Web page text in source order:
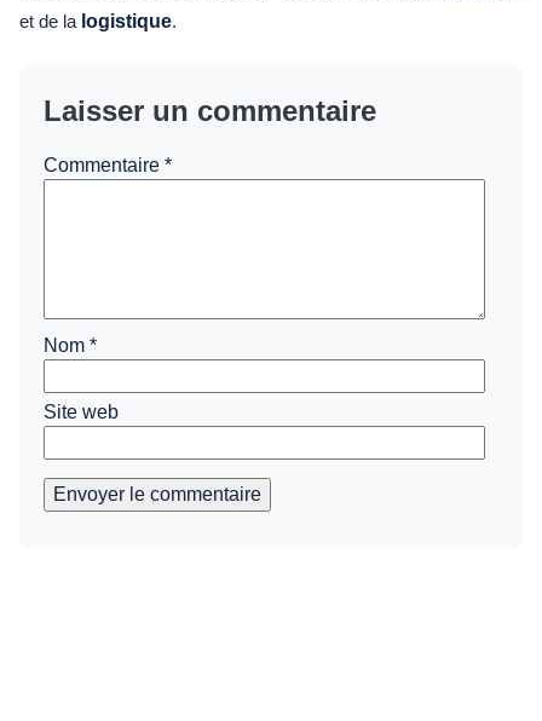
et de la logistique.
Laisser un commentaire
Commentaire *
Nom *
Site web
Envoyer le commentaire